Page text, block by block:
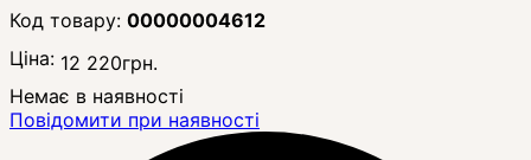
00000004612
Ціна: 12 220грн.
Немає в наявності
Повідомити при наявності